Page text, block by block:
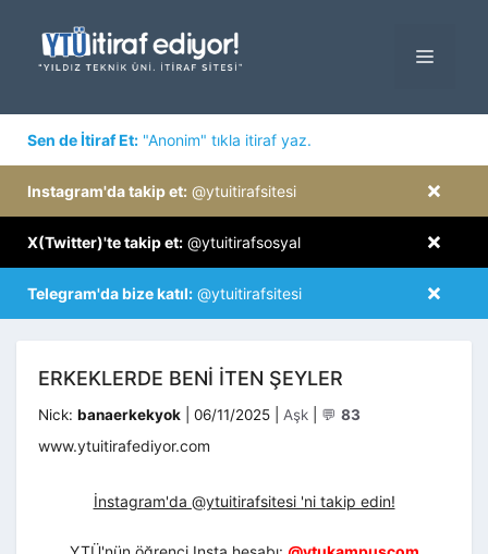
MENÜ
Sen de İtiraf Et: "Anonim" tıkla itiraf yaz.
×
Instagram'da takip et: @ytuitirafsitesi
×
X(Twitter)'te takip et: @ytuitirafsosyal
×
Telegram'da bize katıl: @ytuitirafsitesi
ERKEKLERDE BENİ İTEN ŞEYLER
Nick: banaerkekyok 06/11/2025 Kategoriler
Aşk 💬 83
www.ytuitirafediyor.com
İnstagram'da @ytuitirafsitesi 'ni takip edin!